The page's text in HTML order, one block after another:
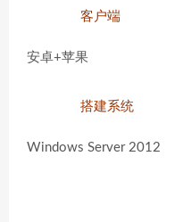
客户端
安卓+苹果
搭建系统
Windows Server 2012